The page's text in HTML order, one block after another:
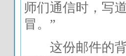
师们通信时，写
冒。”
这份邮件的背